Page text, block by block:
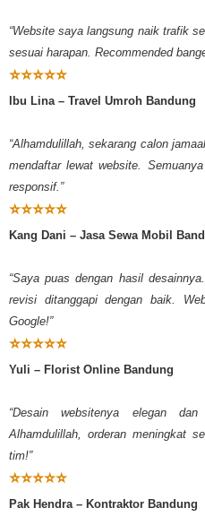
“Website saya langsung naik trafik
sesuai harapan. Recommended
⭐⭐⭐⭐⭐
Ibu Lina – Travel Umroh Bandung
“Alhamdulillah, sekarang calon
mendaftar lewat website.
responsif.”
⭐⭐⭐⭐⭐
Kang Dani – Jasa Sewa Mobil
“Saya puas dengan hasil
revisi ditanggapi dengan baik.
Google!”
⭐⭐⭐⭐⭐
Yuli – Florist Online Bandung
“Desain websitenya elegan
Alhamdulillah, orderan meningkat
tim!”
⭐⭐⭐⭐⭐
Pak Hendra – Kontraktor Bandung